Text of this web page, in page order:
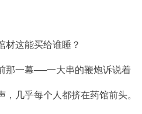
这能买给谁睡？
一幕──一大串的鞭炮诉说着
几乎每个人都挤在药馆前头。